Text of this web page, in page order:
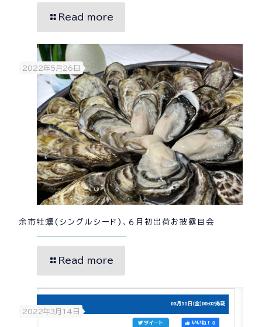
Read more
2022年5月26日
余市牡蠣(シングルシード)、６月初出荷お披露目会
Read more
2022年3月14日